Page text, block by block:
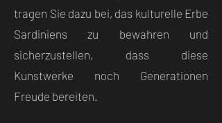
tragen Sie dazu bei, das kulturelle Erbe
Sardiniens zu bewahren und
sicherzustellen, dass diese
Kunstwerke noch Generationen
Freude bereiten.